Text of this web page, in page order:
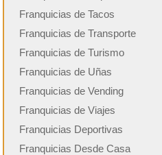
Franquicias de Tacos
Franquicias de Transporte
Franquicias de Turismo
Franquicias de Uñas
Franquicias de Vending
Franquicias de Viajes
Franquicias Deportivas
Franquicias Desde Casa